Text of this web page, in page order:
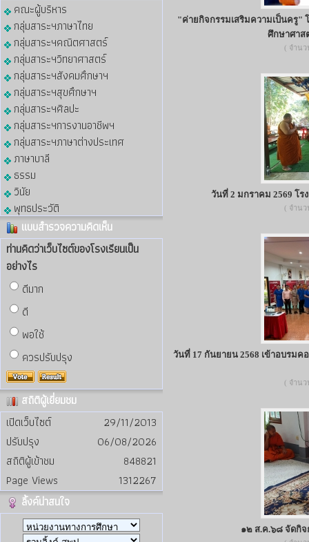
คณะผู้บริหาร
กลุ่มสาระฯภาษาไทย
กลุ่มสาระฯคณิตศาสตร์
กลุ่มสาระฯวิทยาศาสตร์
กลุ่มสาระฯสังคมศึกษาฯ
กลุ่มสาระฯสุขศึกษาฯ
กลุ่มสาระฯศิลปะ
กลุ่มสาระฯการงานอาชีพฯ
กลุ่มสาระฯภาษาต่างประเทศ
ภาษาบาลี
ธรรม
วินัย
พุทธประวัติ
แบบสำรวจความคิดเห็น
ท่านคิดว่าเว็บไซต์ของโรงเรียนเป็น
อย่างไร
ดีมาก
ดี
พอใช้
ควรปรับปรุง
สถิติผู้เยี่ยมชม
เปิดเว็บไซต์
29/11/2013
ปรับปรุง
06/08/2026
สถิติผู้เข้าชม
848821
Page Views
1312267
ลิ้งค์น่าสนใจ
"ค่ายกิจกรรมเสริมความเป็นครู
ศึกษาศาส
( จำนว
วันที่ 2 มกราคม 2569 โ
( จำนว
วันที่ 17 กันยายน 2568 เข้าอบรมค
( จำนว
๑๒ ส.ค.๖๘ จัดกิจ